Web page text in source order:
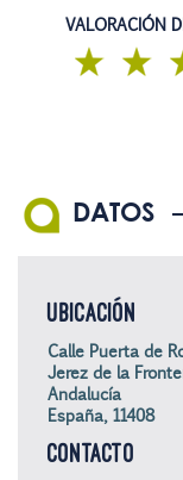
VALORACIÓN
DATOS
UBICACIÓN
Calle Puerta de
Jerez de la
Andalucía
España, 11408
CONTACTO